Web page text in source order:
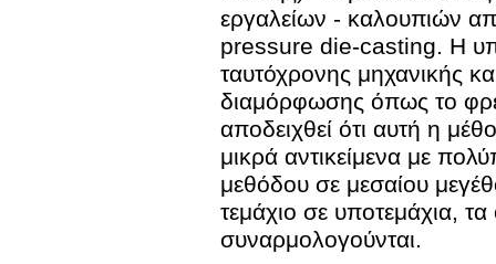
εργαλείων - καλουπιών
pressure die-casting. Η
ταυτόχρονης μηχανικής
διαμόρφωσης όπως το
αποδειχθεί ότι αυτή η
μικρά αντικείμενα με
μεθόδου σε μεσαίου
τεμάχιο σε υποτεμάχια,
συναρμολογούνται.